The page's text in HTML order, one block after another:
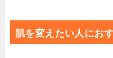
肌を変えたい人にお